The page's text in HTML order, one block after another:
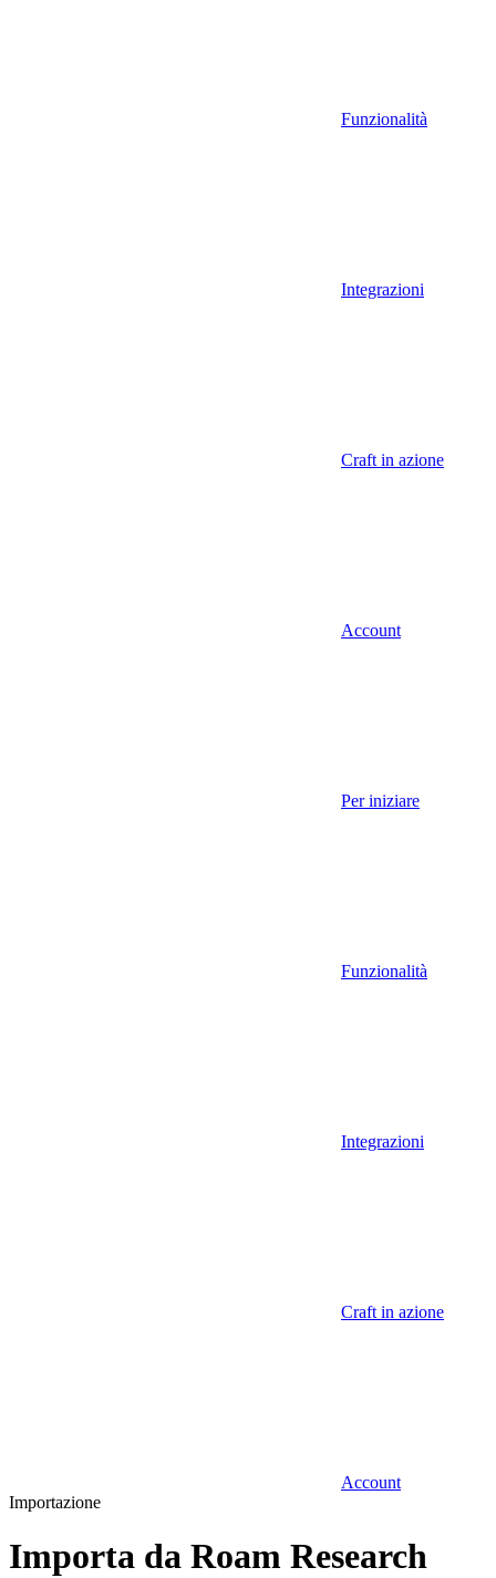
Funzionalità
Integrazioni
Craft in azione
Account
Per iniziare
Funzionalità
Integrazioni
Craft in azione
Account
Importazione
Importa da Roam Research